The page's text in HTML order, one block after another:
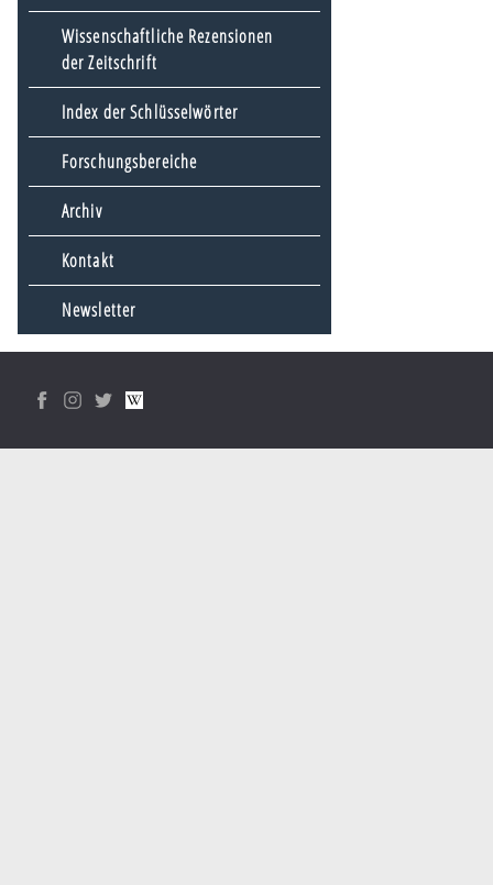
Wissenschaftliche Rezensionen
der Zeitschrift
Index der Schlüsselwörter
Forschungsbereiche
Archiv
Kontakt
Newsletter